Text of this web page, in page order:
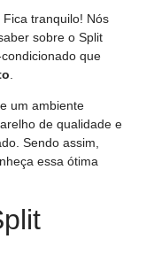
tranquilo! Nós
sobre o Split
que
um ambiente
de qualidade e
Sendo assim,
essa ótima